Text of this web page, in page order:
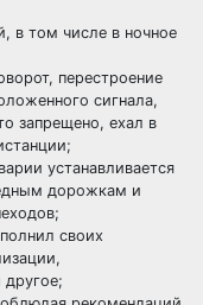
в том числе в ночное
перестроение
сигнала,
запрещено, ехал в
устанавливается
дорожкам и
своих
другое;